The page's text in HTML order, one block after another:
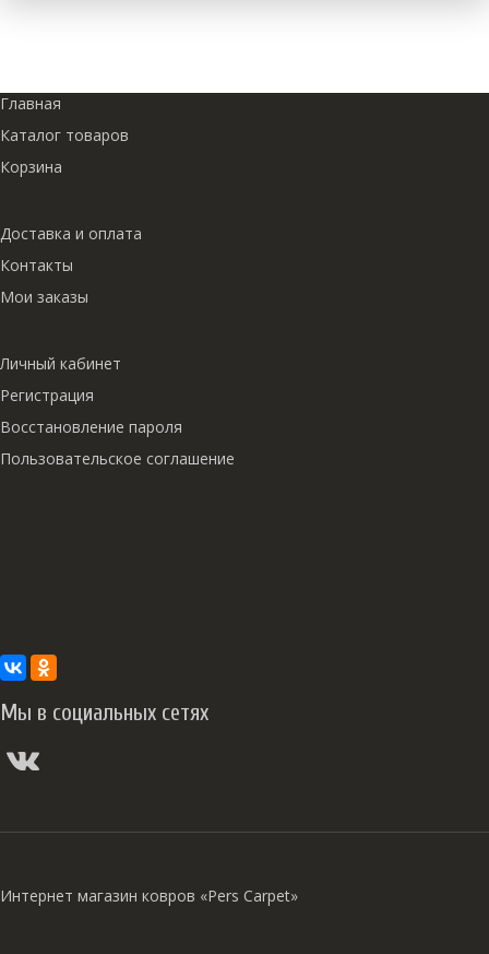
Главная
Каталог товаров
Корзина
Доставка и оплата
Контакты
Мои заказы
Личный кабинет
Регистрация
Восстановление пароля
Пользовательское соглашение
Мы в социальных сетях
Интернет магазин ковров «Pers Carpet»